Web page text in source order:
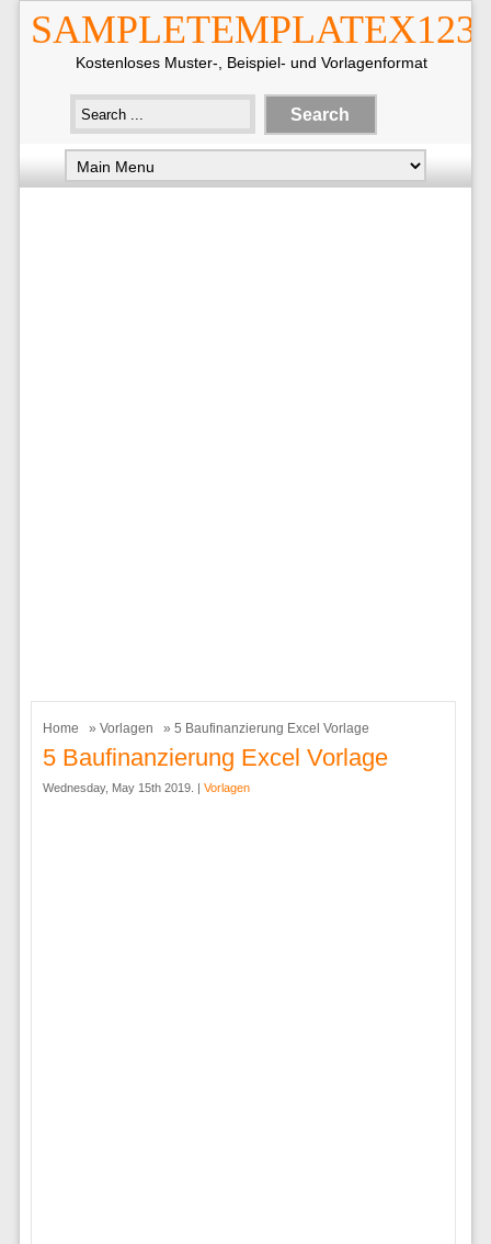
Kostenloses Muster-, Beispiel- und Vorlagenformat
Home » Vorlagen » 5 Baufinanzierung Excel Vorlage
5 Baufinanzierung Excel Vorlage
Wednesday, May 15th 2019. | Vorlagen